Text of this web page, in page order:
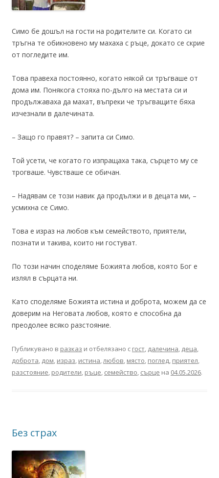
Симо бе дошъл на гости на родителите си. Когато си
тръгна те обикновено му махаха с ръце, докато се скрие
от погледите им.
Това правеха постоянно, когато някой си тръгваше от
дома им. Понякога стояха по-дълго на местата си и
продължаваха да махат, въпреки че тръгващите бяха
изчезнали в далечината.
– Защо го правят? – запита си Симо.
Той усети, че когато го изпращаха така, сърцето му се
трогваше. Чувстваше се обичан.
– Надявам се този навик да продължи и в децата ми, –
усмихна се Симо.
Това е израз на любов към семейството, приятели,
познати и такива, които ни гостуват.
По този начин споделяме Божията любов, която Бог е
излял в сърцата ни.
Като споделяме Божията истина и доброта, можем да се
доверим на Неговата любов, която е способна да
преодолее всяко разстояние.
Публикувано в разказ и отбелязано с гост, далечина, деца,
доброта, дом, израз, истина,любов, място, поглед, приятел,
разстояние, родители, ръце, семейство, сърце на 04.05.2026.
Без страх